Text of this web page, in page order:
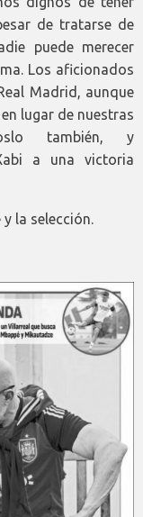
de tratarse de
puede merecer
Los aficionados
Madrid, aunque
lugar de nuestras
también, y
a una victoria
la selección.